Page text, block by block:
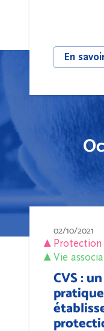
En
02/10/2021
Vie
CVS :